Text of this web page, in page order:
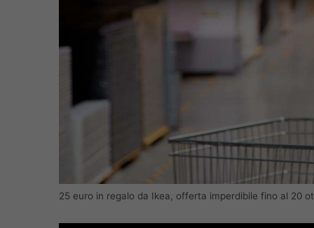
25 euro in regalo da Ikea, offerta imperdibile fino al 20